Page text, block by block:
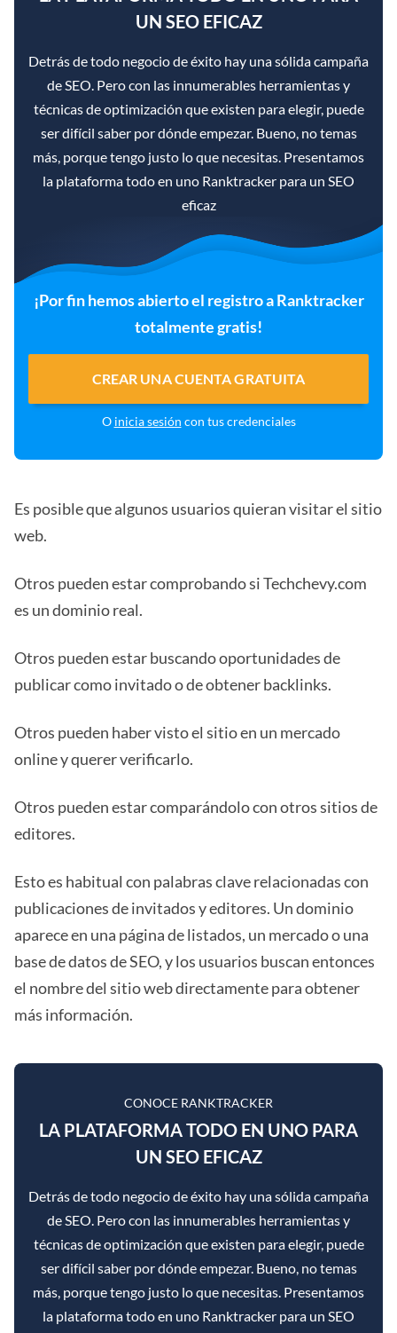
UN SEO EFICAZ
Detrás de todo negocio de éxito hay una sólida campaña
de SEO. Pero con las innumerables herramientas y
técnicas de optimización que existen para elegir, puede
ser difícil saber por dónde empezar. Bueno, no temas
más, porque tengo justo lo que necesitas. Presentamos
la plataforma todo en uno Ranktracker para un SEO
eficaz
¡Por fin hemos abierto el registro a Ranktracker
totalmente gratis!
CREAR UNA CUENTA GRATUITA
O inicia sesión con tus credenciales
Es posible que algunos usuarios quieran visitar el sitio
web.
Otros pueden estar comprobando si Techchevy.com
es un dominio real.
Otros pueden estar buscando oportunidades de
publicar como invitado o de obtener backlinks.
Otros pueden haber visto el sitio en un mercado
online y querer verificarlo.
Otros pueden estar comparándolo con otros sitios de
editores.
Esto es habitual con palabras clave relacionadas con
publicaciones de invitados y editores. Un dominio
aparece en una página de listados, un mercado o una
base de datos de SEO, y los usuarios buscan entonces
el nombre del sitio web directamente para obtener
más información.
CONOCE RANKTRACKER
LA PLATAFORMA TODO EN UNO PARA
UN SEO EFICAZ
Detrás de todo negocio de éxito hay una sólida campaña
de SEO. Pero con las innumerables herramientas y
técnicas de optimización que existen para elegir, puede
ser difícil saber por dónde empezar. Bueno, no temas
más, porque tengo justo lo que necesitas. Presentamos
la plataforma todo en uno Ranktracker para un SEO